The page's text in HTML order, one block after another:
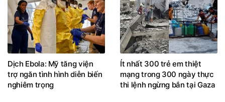
Dịch Ebola: Mỹ tăng viện
trợ ngăn tình hình diễn biến
nghiêm trọng
Ít nhất 300 trẻ em thiệt
mạng trong 300 ngày thực
thi lệnh ngừng bắn tại Gaza